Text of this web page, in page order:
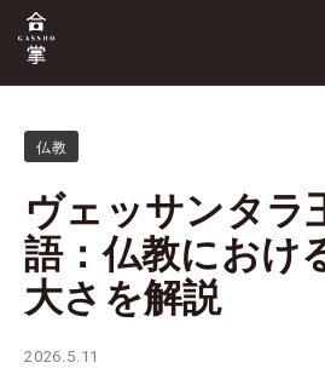
仏教
ヴェッサンタラ
語：仏教におけ
大さを解説
2026.5.11